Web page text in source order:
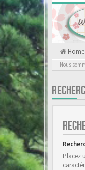
Home
Nous
Placez